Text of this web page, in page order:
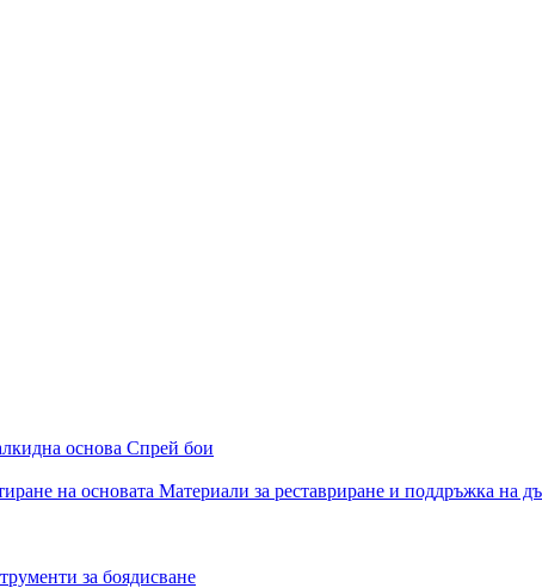
основа Спрей бои
на основата Материали за реставриране и поддръжка на
за боядисване